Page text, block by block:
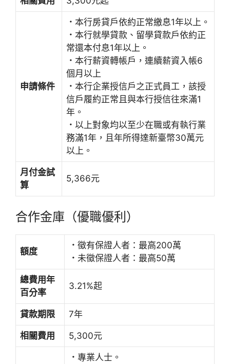
申請條件
． 本行房貸戶依約正常繳息1年以上。
． 本行就學貸款、留學貸款戶依約正
常還本付息1年以上。
． 本行薪資轉帳戶，連續薪資入帳6
個月以上
． 本行企業授信戶之正式員工，該授
信戶履約正常且與本行授信往來滿1
年。
． 以上對象均以至少在職或有執行業
務滿1年，且年所得達新臺幣30萬元
以上。
月付金試
算
5,366元
合作金庫（優職優利）
額度
． 徵有保證人者：最高200萬
． 未徵保證人者：最高50萬
總費用年
百分率
3.21%起
貸款期限 7年
相關費用 5,300元
． 專業人士。